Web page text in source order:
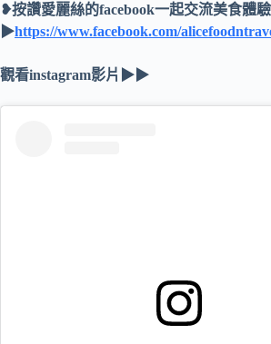
❥按讚愛麗絲的facebook一起交流美食體
▶https://www.facebook.com/
觀看instagram影片▶▶